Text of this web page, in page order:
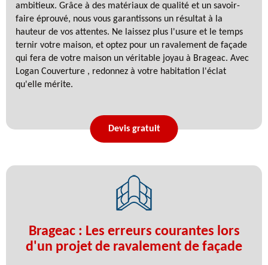
ambitieux. Grâce à des matériaux de qualité et un savoir-
faire éprouvé, nous vous garantissons un résultat à la
hauteur de vos attentes. Ne laissez plus l'usure et le temps
ternir votre maison, et optez pour un ravalement de façade
qui fera de votre maison un véritable joyau à Brageac. Avec
Logan Couverture , redonnez à votre habitation l'éclat
qu'elle mérite.
Devis gratuit
Brageac : Les erreurs courantes lors
d'un projet de ravalement de façade